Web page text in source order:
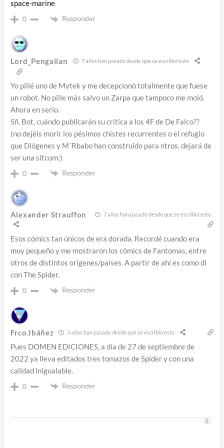
space-marine
0 Responder
Lord_Pengallan 7 años han pasado desde que se escribió esto
Yo pillé uno de Mytek y me decepcionó totalmente que fuese
un robot. No pille más salvo un Zarpa que tampoco me moló.
Ahora en serio.
Sñ. Bot, cuándo publicarán su crítica a los 4F de De Falco??
(no dejéis morir los pésimos chistes recurrentes o el refugio
que Diógenes y M´Rbabo han construido para ntros. dejará de
ser una sitcom:)
0 Responder
Alexander Strauffon 7 años han pasado desde que se escribió esto
Esos cómics tan únicos de era dorada. Recordé cuando era
muy pequeño y me mostraron los cómics de Fantomas, entre
otros de distintos orígenes/países. A partir de ahí es como di
con The Spider.
0 Responder
Frco.Ibáñez 3 años han pasado desde que se escribió esto
Pues DOMEN EDICIONES, a día de 27 de septiembre de
2022 ya lleva editados tres tomazos de Spider y con una
calidad inigualable.
0 Responder